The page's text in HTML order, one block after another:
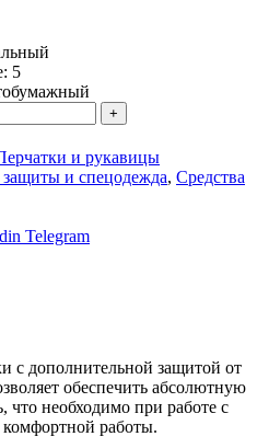
5
и рукавицы
защиты и спецодежда, Средства
Telegram
с дополнительной защитой от
обеспечить абсолютную
что необходимо при работе с
работы.